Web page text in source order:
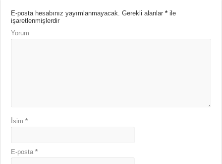
E-posta hesabınız yayımlanmayacak. Gerekli alanlar* ile
işaretlenmişlerdir
Yorum
İsim*
E-posta*